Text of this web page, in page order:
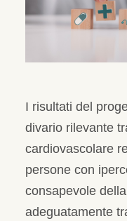
I risultati del
divario rilevante
cardiovascolare
persone con
consapevole
adeguatamente